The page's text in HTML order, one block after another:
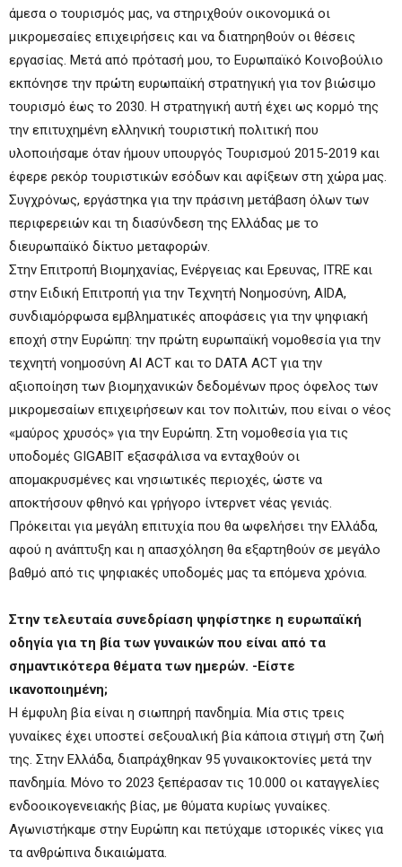
άμεσα ο τουρισμός μας, να στηριχθούν οικονομικά οι
μικρομεσαίες επιχειρήσεις και να διατηρηθούν οι θέσεις
εργασίας. Μετά από πρότασή μου, το Ευρωπαϊκό Κοινοβούλιο
εκπόνησε την πρώτη ευρωπαϊκή στρατηγική για τον βιώσιμο
τουρισμό έως το 2030. Η στρατηγική αυτή έχει ως κορμό της
την επιτυχημένη ελληνική τουριστική πολιτική που
υλοποιήσαμε όταν ήμουν υπουργός Τουρισμού 2015-2019 και
έφερε ρεκόρ τουριστικών εσόδων και αφίξεων στη χώρα μας.
Συγχρόνως, εργάστηκα για την πράσινη μετάβαση όλων των
περιφερειών και τη διασύνδεση της Ελλάδας με το
διευρωπαϊκό δίκτυο μεταφορών.
Στην Επιτροπή Βιομηχανίας, Ενέργειας και Ερευνας, ITRE και
στην Ειδική Επιτροπή για την Τεχνητή Νοημοσύνη, AIDA,
συνδιαμόρφωσα εμβληματικές αποφάσεις για την ψηφιακή
εποχή στην Ευρώπη: την πρώτη ευρωπαϊκή νομοθεσία για την
τεχνητή νοημοσύνη ΑΙ ΑCT και το DATA ACT για την
αξιοποίηση των βιομηχανικών δεδομένων προς όφελος των
μικρομεσαίων επιχειρήσεων και τον πολιτών, που είναι ο νέος
«μαύρος χρυσός» για την Ευρώπη. Στη νομοθεσία για τις
υποδομές GIGABIT εξασφάλισα να ενταχθούν οι
απομακρυσμένες και νησιωτικές περιοχές, ώστε να
αποκτήσουν φθηνό και γρήγορο ίντερνετ νέας γενιάς.
Πρόκειται για μεγάλη επιτυχία που θα ωφελήσει την Ελλάδα,
αφού η ανάπτυξη και η απασχόληση θα εξαρτηθούν σε μεγάλο
βαθμό από τις ψηφιακές υποδομές μας τα επόμενα χρόνια.
Στην τελευταία συνεδρίαση ψηφίστηκε η ευρωπαϊκή
οδηγία για τη βία των γυναικών που είναι από τα
σημαντικότερα θέματα των ημερών. -Είστε
ικανοποιημένη;
Η έμφυλη βία είναι η σιωπηρή πανδημία. Μία στις τρεις
γυναίκες έχει υποστεί σεξουαλική βία κάποια στιγμή στη ζωή
της. Στην Ελλάδα, διαπράχθηκαν 95 γυναικοκτονίες μετά την
πανδημία. Μόνο το 2023 ξεπέρασαν τις 10.000 οι καταγγελίες
ενδοοικογενειακής βίας, με θύματα κυρίως γυναίκες.
Αγωνιστήκαμε στην Ευρώπη και πετύχαμε ιστορικές νίκες για
τα ανθρώπινα δικαιώματα.